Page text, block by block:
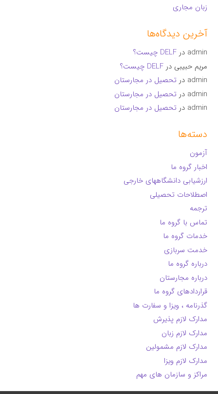
زبان مجاری
آخرین دیدگاه‌ها
admin درDELF چیست؟
مریم حبیبی درDELF چیست؟
admin در تحصیل در مجارستان
admin در تحصیل در مجارستان
admin در تحصیل در مجارستان
دسته‌ها
آزمون
اخبار گروه ما
ارزشیابی دانشگاههای خارجی
اصطلاحات تحصیلی
ترجمه
تماس با گروه ما
خدمات گروه ما
خدمت سربازی
درباره گروه ما
درباره مجارستان
قراردادهای گروه ما
گذرنامه ، ویزا و سفارت ها
مدارک لازم پذیرش
مدارک لازم زبان
مدارک لازم مشمولین
مدارک لازم ویزا
مراکز و سازمان های مهم